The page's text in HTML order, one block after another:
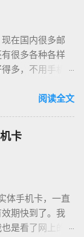
在国内很多邮
很多各种各样
多，不用手机
尽可能用国内的
箱有时也收不
不用验证手机
是大牌的，有
服务器坐落在瑞
士的隐私法律
中立的国家，
阅读全文
卡
体手机卡，一直
期快到了。我
是看了网上的